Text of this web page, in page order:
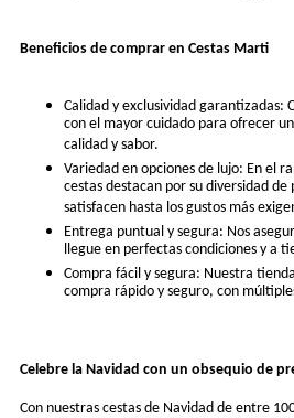
Beneficios de comprar en Cestas Marti
Calidad y exclusividad garantizadas:
con el mayor cuidado para ofrecer
calidad y sabor.
Variedad en opciones de lujo: En el
cestas destacan por su diversidad
satisfacen hasta los gustos más
Entrega puntual y segura: Nos
llegue en perfectas condiciones y a
Compra fácil y segura: Nuestra
compra rápido y seguro, con
Celebre la Navidad con un obsequio de
Con nuestras cestas de Navidad de entre